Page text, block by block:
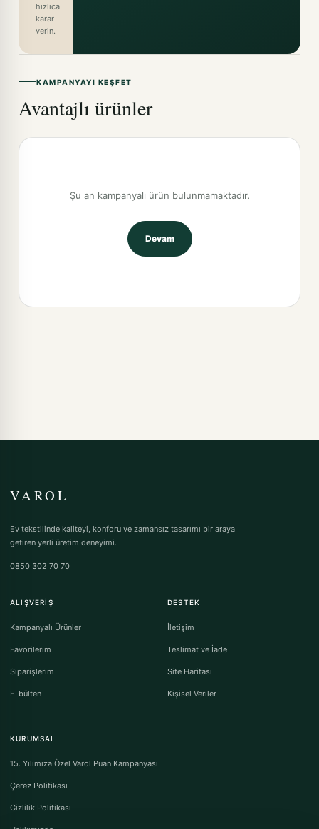
hızlıca
karar
verin.
KAMPANYAYI KEŞFET
Avantajlı ürünler
Şu an kampanyalı ürün bulunmamaktadır.
Devam
VAROL
Ev tekstilinde kaliteyi, konforu ve zamansız tasarımı bir araya
getiren yerli üretim deneyimi.
0850 302 70 70
ALIŞVERIŞ
Kampanyalı Ürünler
Favorilerim
Siparişlerim
E-bülten
DESTEK
İletişim
Teslimat ve İade
Site Haritası
Kişisel Veriler
KURUMSAL
15. Yılımıza Özel Varol Puan Kampanyası
Çerez Politikası
Gizlilik Politikası